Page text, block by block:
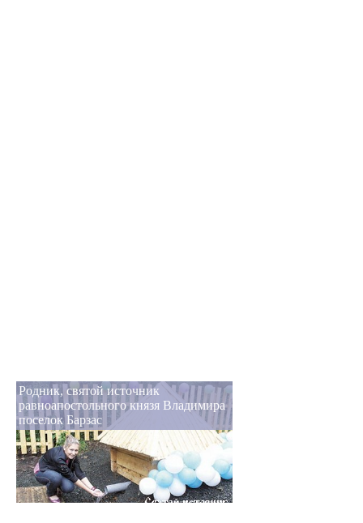
Родник, святой источник
равноапостольного князя Владимира
поселок Барзас